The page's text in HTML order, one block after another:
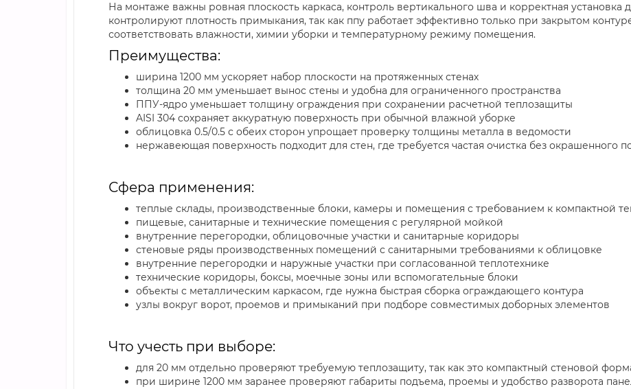
На монтаже важны ровная плоскость каркаса, контроль вертикального шва и корректная
контролируют плотность примыкания, так как ппу работает эффективно только при закрытом
соответствовать влажности, химии уборки и температурному режиму помещения.
Преимущества:
ширина 1200 мм ускоряет набор плоскости на протяженных стенах
толщина 20 мм уменьшает вынос стены и удобна для ограниченного пространства
ППУ-ядро уменьшает толщину ограждения при сохранении расчетной теплозащиты
AISI 304 сохраняет аккуратную поверхность при обычной влажной уборке
облицовка 0.5/0.5 с обеих сторон упрощает проверку толщины металла в ведомости
нержавеющая поверхность подходит для стен, где требуется частая очистка без окрашенного
Сфера применения:
теплые склады, производственные блоки, камеры и помещения с требованием к компактной
пищевые, санитарные и технические помещения с регулярной мойкой
внутренние перегородки, облицовочные участки и санитарные коридоры
стеновые ряды производственных помещений с санитарными требованиями к облицовке
внутренние перегородки и наружные участки при согласованной теплотехнике
технические коридоры, боксы, моечные зоны или вспомогательные блоки
объекты с металлическим каркасом, где нужна быстрая сборка ограждающего контура
узлы вокруг ворот, проемов и примыканий при подборе совместимых доборных элементов
Что учесть при выборе:
для 20 мм отдельно проверяют требуемую теплозащиту, так как это компактный стеновой
при ширине 1200 мм заранее проверяют габариты подъема, проемы и удобство разворота